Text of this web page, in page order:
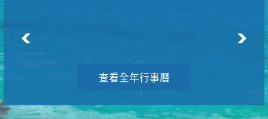
查看全年行事曆